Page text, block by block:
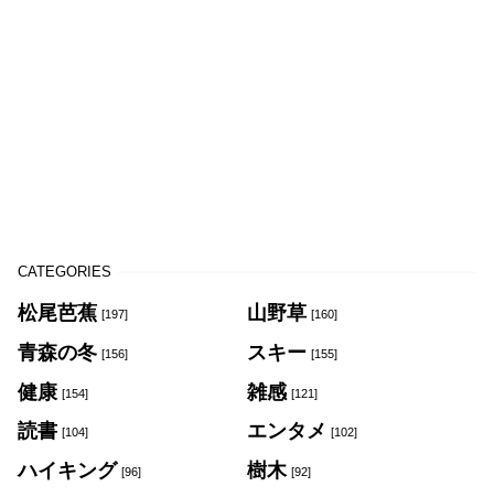
CATEGORIES
松尾芭蕉 [197] 山野草 [160]
青森の冬 [156] スキー [155]
健康 [154] 雑感 [121]
読書 [104] エンタメ [102]
ハイキング [96] 樹木 [92]